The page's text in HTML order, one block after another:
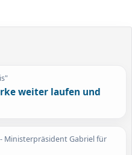
weiter laufen und
Ministerpräsident Gabriel für